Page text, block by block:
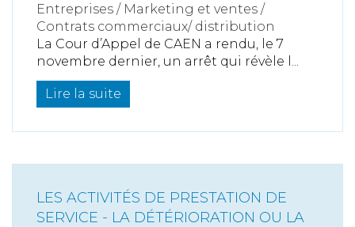
Entreprises / Marketing et ventes /
Contrats commerciaux/ distribution
La Cour d’Appel de CAEN a rendu, le 7
novembre dernier, un arrêt qui révèle l...
Lire la suite
LES ACTIVITÉS DE PRESTATION DE
SERVICE - LA DÉTÉRIORATION OU LA